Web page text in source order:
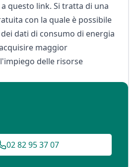
questo link. Si tratta di una
con la quale è possibile
dati di consumo di energia
maggior
delle risorse
02 82 95 37 07